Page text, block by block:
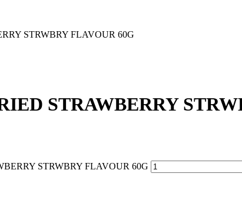
STRWBRY FLAVOUR 60G
STRAWBERRY
STRWBRY FLAVOUR 60G